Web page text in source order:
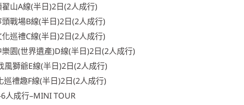
山A線(半日)2日(2人成行)
戰場B線(半日)2日(2人成行)
巡禮C線(半日)2日(2人成行)
園(世界遺產)D線(半日)2日(2人成行)
風獅爺E線(半日)2日(2人成行)
巡禮趣F線(半日)2日(2人成行)
人成行–MINI TOUR